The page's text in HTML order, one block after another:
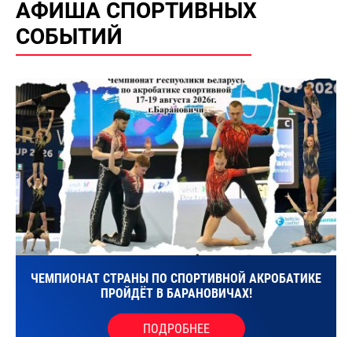
АФИША СПОРТИВНЫХ
СОБЫТИЙ
ЧЕМПИОНАТ СТРАНЫ ПО СПОРТИВНОЙ АКРОБАТИКЕ
ПРОЙДЁТ В БАРАНОВИЧАХ!
ПОДРОБНЕЕ